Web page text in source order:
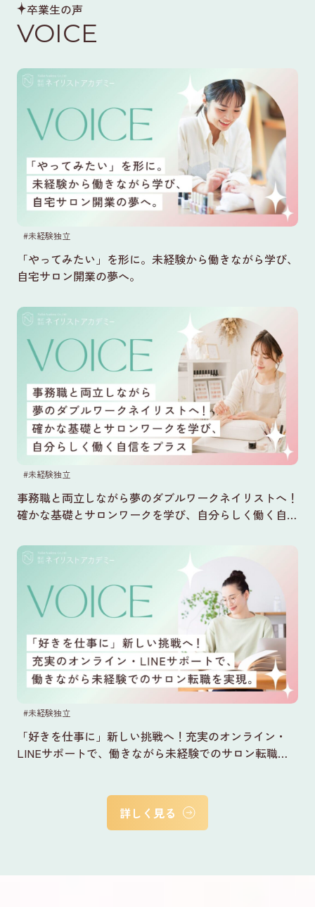
卒業生の声
VOICE
詳しく見る
#未経験独立
「やってみたい」を形に。未経験から働きながら学び、
自宅サロン開業の夢へ。
#未経験独立
事務職と両立しながら夢のダブルワークネイリストへ！
確かな基礎とサロンワークを学び、自分らしく働く自信
#未経験独立
「好きを仕事に」新しい挑戦へ！充実のオンライン・
LINEサポートで、働きながら未経験でのサロン転職を